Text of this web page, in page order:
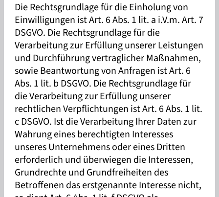
Die Rechtsgrundlage für die Einholung von
Einwilligungen ist Art. 6 Abs. 1 lit. a i.V.m. Art. 7
DSGVO. Die Rechtsgrundlage für die
Verarbeitung zur Erfüllung unserer Leistungen
und Durchführung vertraglicher Maßnahmen,
sowie Beantwortung von Anfragen ist Art. 6
Abs. 1 lit. b DSGVO. Die Rechtsgrundlage für
die Verarbeitung zur Erfüllung unserer
rechtlichen Verpflichtungen ist Art. 6 Abs. 1 lit.
c DSGVO. Ist die Verarbeitung Ihrer Daten zur
Wahrung eines berechtigten Interesses
unseres Unternehmens oder eines Dritten
erforderlich und überwiegen die Interessen,
Grundrechte und Grundfreiheiten des
Betroffenen das erstgenannte Interesse nicht,